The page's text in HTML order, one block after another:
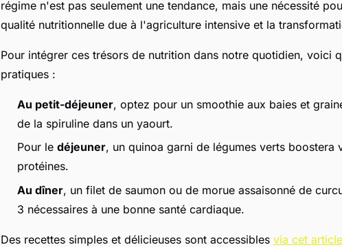
régime n'est pas seulement une tendance, mais une nécessité
qualité nutritionnelle due à l'agriculture intensive et la
Pour intégrer ces trésors de nutrition dans notre quotidien, voici
pratiques :
Au petit-déjeuner, optez pour un smoothie aux baies et
de la spiruline dans un yaourt.
Pour le déjeuner, un quinoa garni de légumes verts boostera
protéines.
Au dîner, un filet de saumon ou de morue assaisonné de
3 nécessaires à une bonne santé cardiaque.
Des recettes simples et délicieuses sont accessibles via cet article